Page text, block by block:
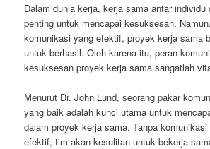
Dalam dunia kerja, kerja sama antar individu
penting untuk mencapai kesuksesan.
komunikasi yang efektif, proyek kerja sama
untuk berhasil. Oleh karena itu, peran
kesuksesan proyek kerja sama sangatlah
Menurut Dr. John Lund, seorang pakar
yang baik adalah kunci utama untuk
dalam proyek kerja sama. Tanpa
efektif, tim akan kesulitan untuk bekerja